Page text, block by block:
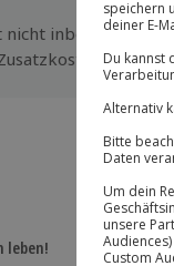
nicht inbegriffen
von 100
leben!